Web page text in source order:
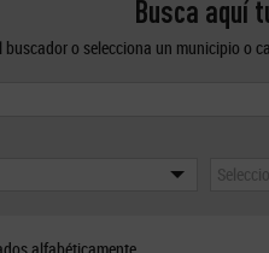
Busca aquí
buscador o selecciona un municipio o